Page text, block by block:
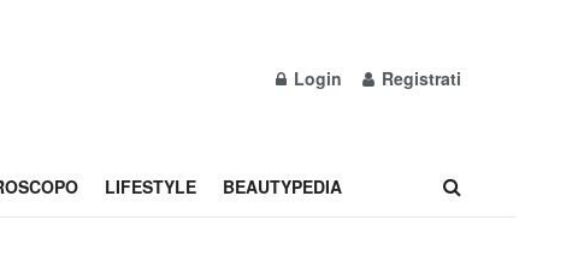
Login Registrati
LIFESTYLE BEAUTYPEDIA